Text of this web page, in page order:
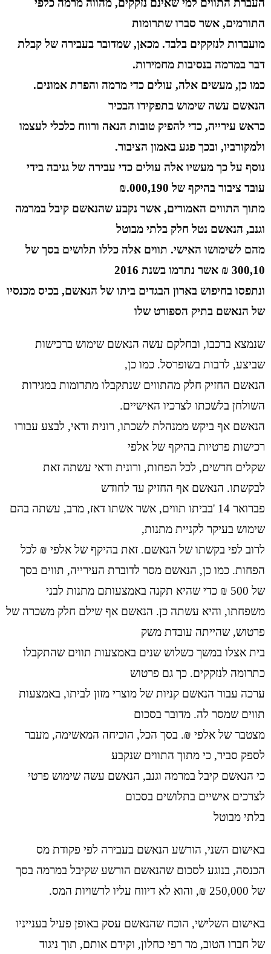
העברת התווים למי שאינם נזקקים, מהווה מרמה כלפי
התורמים, אשר סברו שתרומות
מועברות לנזקקים בלבד. מכאן, שמדובר בעבירה של קבלת
דבר במרמה בנסיבות מחמירות.
כמו כן, מעשים אלה, עולים כדי מרמה והפרת אמונים.
הנאשם עשה שימוש בתפקידו הבכיר
כראש עירייה, כדי להפיק טובות הנאה ורווח כלכלי לעצמו
ולמקורביו, ובכך פגע באמון הציבור.
נוסף על כך מעשיו אלה עולים כדי עבירה של גניבה בידי
עובד ציבור בהיקף של 000,190.₪
מתוך התווים האמורים, אשר נקבע שהנאשם קיבל במרמה
וגנב, הנאשם נטל חלק בלתי מבוטל
מהם לשימושו האישי. תווים אלה כללו תלושים בסך של
300,10 ₪ אשר נתרמו בשנת 2016
ונתפסו בחיפוש בארון הבגדים ביתו של הנאשם, בכיס מכנסיו
של הנאשם בתיק הספורט שלו
שנמצא ברכבו, ובחלקם עשה הנאשם שימוש ברכישות
שביצע, לרבות בשופרסל. כמו כן,
הנאשם החזיק חלק מהתווים שנתקבלו מתרומות במגירות
השולחן בלשכתו לצרכיו האישיים.
הנאשם אף ביקש ממנהלת לשכתו, רונית ודאי, לבצע עבורו
רכישות פרטיות בהיקף של אלפי
שקלים חדשים, לכל הפחות, ורונית ודאי עשתה זאת
לבקשתו. הנאשם אף החזיק עד לחודש
פברואר 14 'בביתו תווים, אשר אשתו דאז, מרב, עשתה בהם
שימוש בעיקר לקניית מתנות,
לרוב לפי בקשתו של הנאשם. זאת בהיקף של אלפי ₪ לכל
הפחות. כמו כן, הנאשם מסר לדוברת העירייה, תווים בסך
של 500 ₪ כדי שהיא תקנה באמצעותם מתנות לבני
משפחתו, והיא עשתה כן. הנאשם אף שילם חלק משכרה של
פרטוש, שהייתה עובדת משק
בית אצלו במשך כשלוש שנים באמצעות תווים שהתקבלו
כתרומה לנזקקים. כך גם פרטוש
ערכה עבור הנאשם קניות של מוצרי מזון לביתו, באמצעות
תווים שמסר לה. מדובר בסכום
מצטבר של אלפי ₪. בסך הכל, הוכיחה המאשימה, מעבר
לספק סביר, כי מתוך התווים שנקבע
כי הנאשם קיבל במרמה וגנב, הנאשם עשה שימוש פרטי
לצרכים אישיים בתלושים בסכום
בלתי מבוטל
באישום השני, הורשע הנאשם בעבירה לפי פקודת מס
הכנסה, בנוגע לסכום שהנאשם הורשע שקיבל במרמה בסך
של 250,000 ₪, והוא לא דיווח עליו לרשויות המס.
באישום השלישי, הוכח שהנאשם עסק באופן פעיל בענייניו
של חברו הטוב, מר רפי כחלון, וקידם אותם, תוך ניגוד